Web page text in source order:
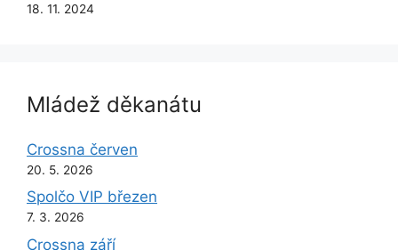
18. 11. 2024
Mládež děkanátu
Crossna červen
20. 5. 2026
Spolčo VIP březen
7. 3. 2026
Crossna září